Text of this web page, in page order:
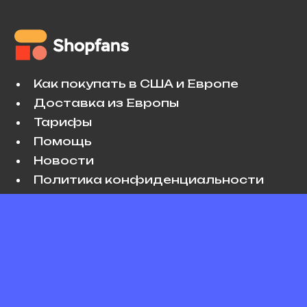
Как покупать в США и Европе
Доставка из Европы
Тарифы
Помощь
Новости
Политика конфиденциальности